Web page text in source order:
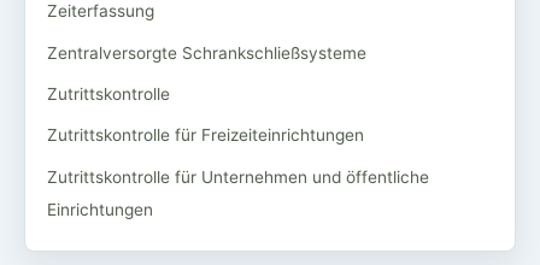
Zeiterfassung
Zentralversorgte Schrankschließsysteme
Zutrittskontrolle
Zutrittskontrolle für Freizeiteinrichtungen
Zutrittskontrolle für Unternehmen und öffentliche
Einrichtungen